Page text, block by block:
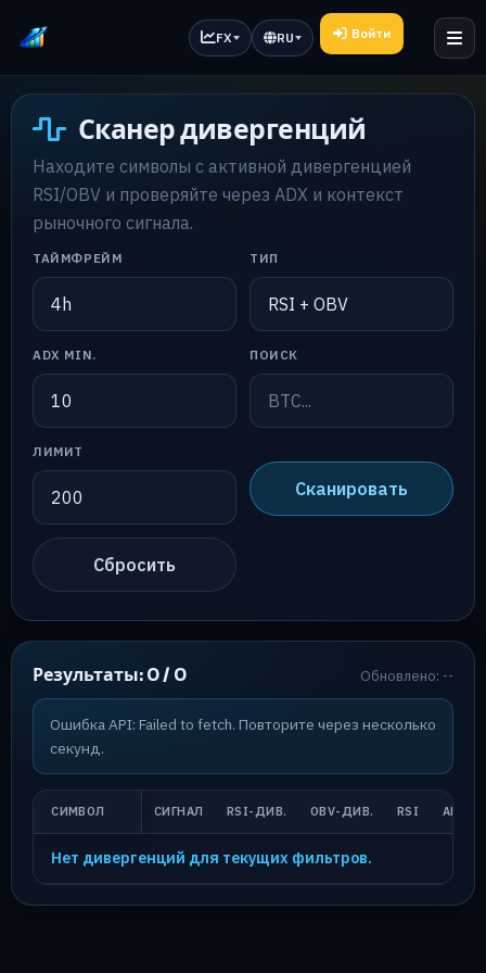
FX RU Войти
Сканер дивергенций
Находите символы с активной дивергенцией
RSI/OBV и проверяйте через ADX и контекст
рыночного сигнала.
ТАЙМФРЕЙМ ТИП
ADX MIN. ПОИСК
ЛИМИТ
Сканировать
Сбросить
Результаты: 0 / 0 Обновлено: --
Ошибка API: Failed to fetch. Повторите через несколько
секунд.
СИМВОЛ СИГНАЛ RSI-ДИВ. OBV-ДИВ. RSI ADX
Нет дивергенций для текущих фильтров.